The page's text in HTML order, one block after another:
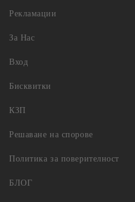
Рекламации
За Нас
Вход
Бисквитки
КЗП
Решаване на спорове
Политика за поверителност
БЛОГ